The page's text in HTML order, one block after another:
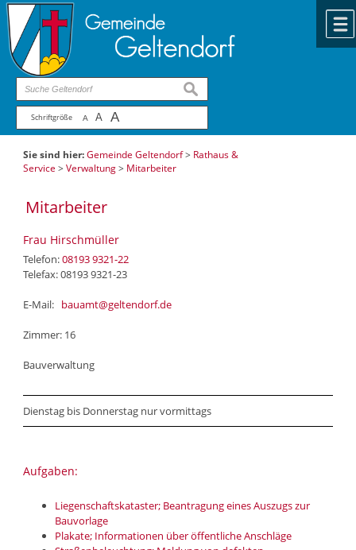
Zum Inhalt,zur Navigation
Schriftgröße A A A
suchen
Sie sind hier: Gemeinde Geltendorf> Rathaus &
Service > Verwaltung> Mitarbeiter
Mitarbeiter
Frau Hirschmüller
Telefon:08193 9321-22
Telefax: 08193 9321-23
E-Mail: bauamt@geltendorf.de
Zimmer: 16
Bauverwaltung
Dienstag bis Donnerstag nur vormittags
Aufgaben:
Liegenschaftskataster; Beantragung eines Auszugs zur
Bauvorlage
Plakate; Informationen über öffentliche Anschläge